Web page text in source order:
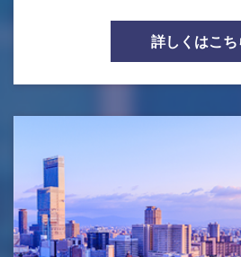
詳しくはこち